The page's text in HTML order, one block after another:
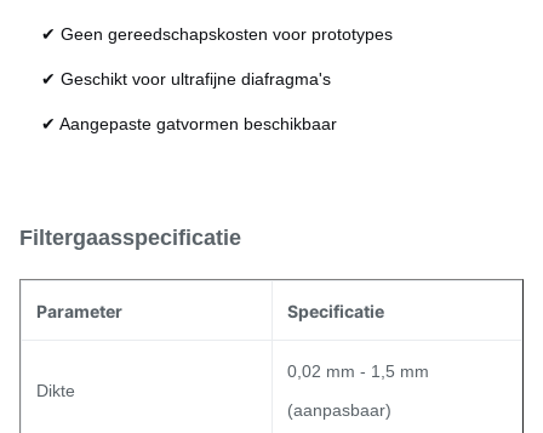
✔ Geen gereedschapskosten voor prototypes
✔ Geschikt voor ultrafijne diafragma's
✔ Aangepaste gatvormen beschikbaar
Filtergaasspecificatie
Parameter Specificatie
Dikte
0,02 mm - 1,5 mm
(aanpasbaar)